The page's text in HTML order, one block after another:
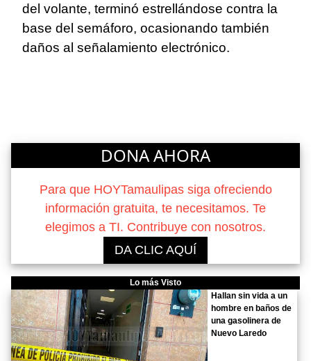
del volante, terminó estrellándose contra la
base del semáforo, ocasionando también
daños al señalamiento electrónico.
DONA AHORA
Para que HOYTamaulipas siga ofreciendo
información gratuita, te necesitamos. Te
elegimos a TI. Contribuye con nosotros.
DA CLIC AQUÍ
Lo más Visto
Hallan sin vida a un
hombre en baños de
una gasolinera de
Nuevo Laredo